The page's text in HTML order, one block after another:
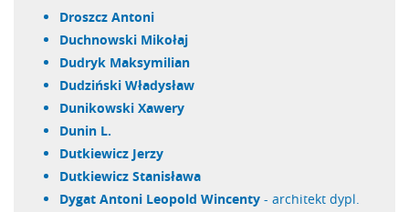
Droszcz Antoni
Duchnowski Mikołaj
Dudryk Maksymilian
Dudziński Władysław
Dunikowski Xawery
Dunin L.
Dutkiewicz Jerzy
Dutkiewicz Stanisława
Dygat Antoni Leopold Wincenty - architekt dypl.